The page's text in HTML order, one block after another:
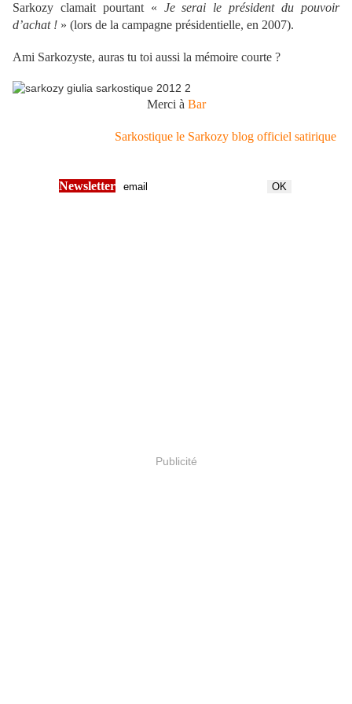
Sarkozy clamait pourtant « Je serai le président du pouvoir
d’achat ! » (lors de la campagne présidentielle, en 2007).
Ami Sarkozyste, auras tu toi aussi la mémoire courte ?
Merci à Bar
Sarkostique le Sarkozy blog officiel satirique
Newsletter
Publicité